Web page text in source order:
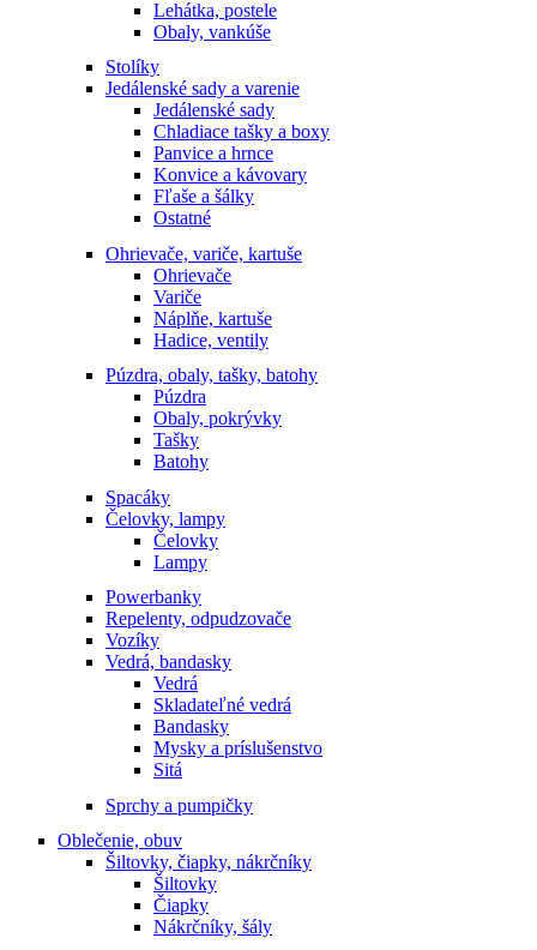
Lehátka, postele
Obaly, vankúše
Stolíky
Jedálenské sady a varenie
Jedálenské sady
Chladiace tašky a boxy
Panvice a hrnce
Konvice a kávovary
Fľaše a šálky
Ostatné
Ohrievače, variče, kartuše
Ohrievače
Variče
Náplňe, kartuše
Hadice, ventily
Púzdra, obaly, tašky, batohy
Púzdra
Obaly, pokrývky
Tašky
Batohy
Spacáky
Čelovky, lampy
Čelovky
Lampy
Powerbanky
Repelenty, odpudzovače
Vozíky
Vedrá, bandasky
Vedrá
Skladateľné vedrá
Bandasky
Mysky a príslušenstvo
Sitá
Sprchy a pumpičky
Oblečenie, obuv
Šiltovky, čiapky, nákrčníky
Šiltovky
Čiapky
Nákrčníky, šály